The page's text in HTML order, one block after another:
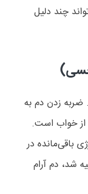
چند دلیل
زدن دم به
از خواب است.
باقی‌مانده در
شد، دم آرام